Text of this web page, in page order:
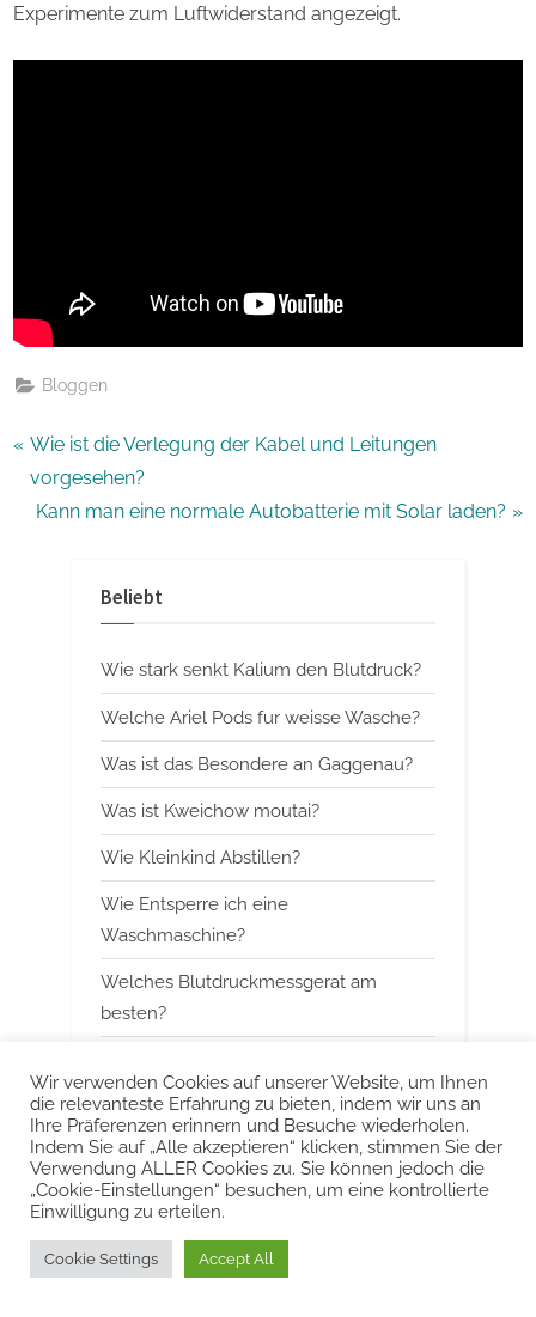
Experimente zum Luftwiderstand angezeigt.
Bloggen
Beitragsnavigation
P
r
e
Wie ist die Verlegung der Kabel und Leitungen
vorgesehen?
N
Kann man eine normale Autobatterie mit Solar laden?
Beliebt
Wie stark senkt Kalium den Blutdruck?
Welche Ariel Pods fur weisse Wasche?
Was ist das Besondere an Gaggenau?
Was ist Kweichow moutai?
Wie Kleinkind Abstillen?
Wie Entsperre ich eine
Waschmaschine?
Welches Blutdruckmessgerat am
besten?
Kann man Arbeitsspeicher kombinieren?
Was ist das Besondere an Smeg?
Urheberrecht © 2022 KurzeAntworten
Wir verwenden Cookies auf unserer Website, um Ihnen
die relevanteste Erfahrung zu bieten, indem wir uns an
Ihre Präferenzen erinnern und Besuche wiederholen.
Indem Sie auf „Alle akzeptieren“ klicken, stimmen Sie der
Verwendung ALLER Cookies zu. Sie können jedoch die
„Cookie-Einstellungen“ besuchen, um eine kontrollierte
Einwilligung zu erteilen.
Cookie Settings Accept All